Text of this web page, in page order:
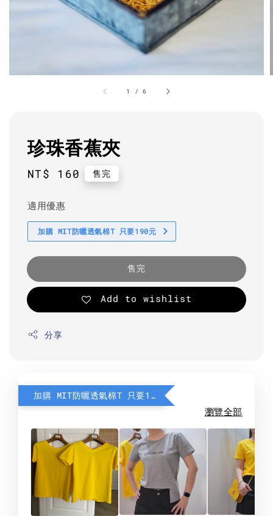
1 /6
珍珠香蕉夾
Regular
NT$ 160 售完
適用優惠
加購 MIT防曬透氣棉T 只要190元
售完
Add to wishlist
分享
加購 MIT防曬透氣棉T 只要190元
瀏覽全部